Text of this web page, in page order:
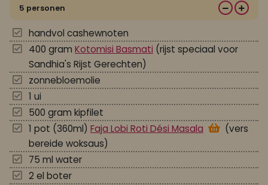
5 personen
handvol cashewnoten
400 gram Kotomisi Basmati (rijst speciaal voor
Sandhia's Rijst Gerechten)
zonnebloemolie
1 ui
500 gram kipfilet
1 pot (360ml) Faja Lobi Roti Dési Masala
(vers
bereide woksaus)
75 ml water
2 el boter